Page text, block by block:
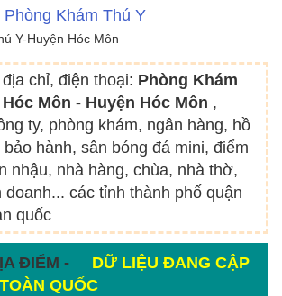
Phòng Khám Thú Y
Y-Huyện Hóc Môn
chỉ, điện thoại: Phòng Khám
Môn - Huyện Hóc Môn ,
ty, phòng khám, ngân hàng, hồ
hành, sân bóng đá mini, điểm
nhậu, nhà hàng, chùa, nhà thờ,
các tỉnh thành phố quận
quốc
ĐIỂM -
DỮ LIỆU ĐANG CẬP
QUỐC